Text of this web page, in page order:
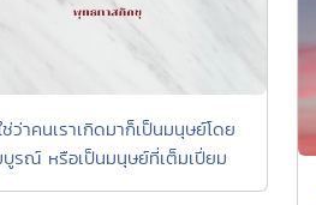
ช่ว่าคนเราเกิดมาก็เป็นมนุษย์โดย
รณ์ หรือเป็นมนุษย์ที่เต็มเปี่ยม